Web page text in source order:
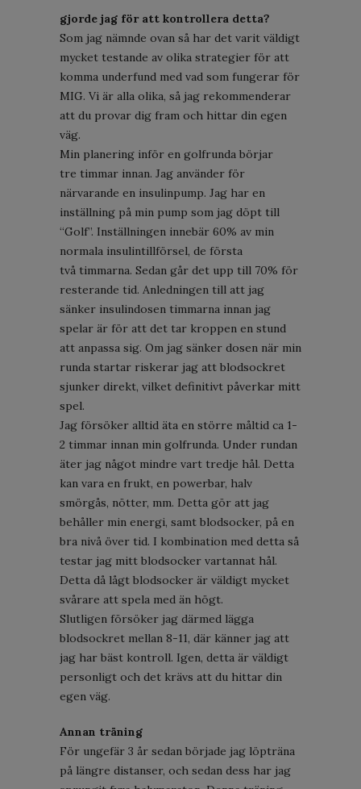
gjorde jag för att kontrollera detta?
Som jag nämnde ovan så har det varit väldigt
mycket testande av olika strategier för att
komma underfund med vad som fungerar för
MIG. Vi är alla olika, så jag rekommenderar
att du provar dig fram och hittar din egen
väg.
Min planering inför en golfrunda börjar
tre timmar innan. Jag använder för
närvarande en insulinpump. Jag har en
inställning på min pump som jag döpt till
“Golf”. Inställningen innebär 60% av min
normala insulintillförsel, de första
två timmarna. Sedan går det upp till 70% för
resterande tid. Anledningen till att jag
sänker insulindosen timmarna innan jag
spelar är för att det tar kroppen en stund
att anpassa sig. Om jag sänker dosen när min
runda startar riskerar jag att blodsockret
sjunker direkt, vilket definitivt påverkar mitt
spel.
Jag försöker alltid äta en större måltid ca 1-
2 timmar innan min golfrunda. Under rundan
äter jag något mindre vart tredje hål. Detta
kan vara en frukt, en powerbar, halv
smörgås, nötter, mm. Detta gör att jag
behåller min energi, samt blodsocker, på en
bra nivå över tid. I kombination med detta så
testar jag mitt blodsocker vartannat hål.
Detta då lågt blodsocker är väldigt mycket
svårare att spela med än högt.
Slutligen försöker jag därmed lägga
blodsockret mellan 8-11, där känner jag att
jag har bäst kontroll. Igen, detta är väldigt
personligt och det krävs att du hittar din
egen väg.
Annan träning
För ungefär 3 år sedan började jag löpträna
på längre distanser, och sedan dess har jag